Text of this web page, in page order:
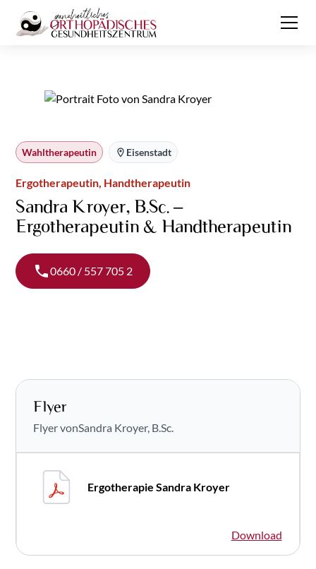
Wahltherapeutin Eisenstadt
Ergotherapeutin, Handtherapeutin
Sandra Kroyer, B.Sc. –
Ergotherapeutin & Handtherapeutin
0660 / 557 705 2
Flyer
Flyer vonSandra Kroyer, B.Sc.
Ergotherapie Sandra Kroyer
Download